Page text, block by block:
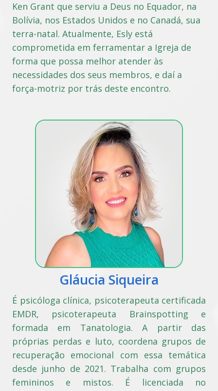
Ken Grant que serviu a Deus no Equador, na
Bolívia, nos Estados Unidos e no Canadá, sua
terra-natal. Atualmente, Esly está
comprometida em ferramentar a Igreja de
forma que possa melhor atender às
necessidades dos seus membros, e daí a
força-motriz por trás deste encontro.
Gláucia Siqueira
É psicóloga clínica, psicoterapeuta certificada
EMDR, psicoterapeuta Brainspotting e
formada em Tanatologia. A partir das
próprias perdas e luto, coordena grupos de
recuperação emocional com essa temática
desde junho de 2021. Trabalha com grupos
femininos e mistos. É licenciada no